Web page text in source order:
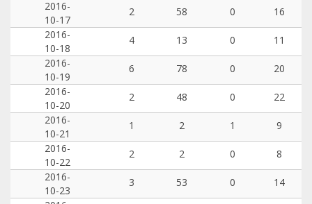
2016-
10-17
2 58 0
16
2016-
10-18
4 13 0
11
2016-
10-19
6 78 0
20
2016-
10-20
2 48 0
22
2016-
10-21
1 2 1
9
2016-
10-22
2 2 0
8
2016-
10-23
3 53 0
14